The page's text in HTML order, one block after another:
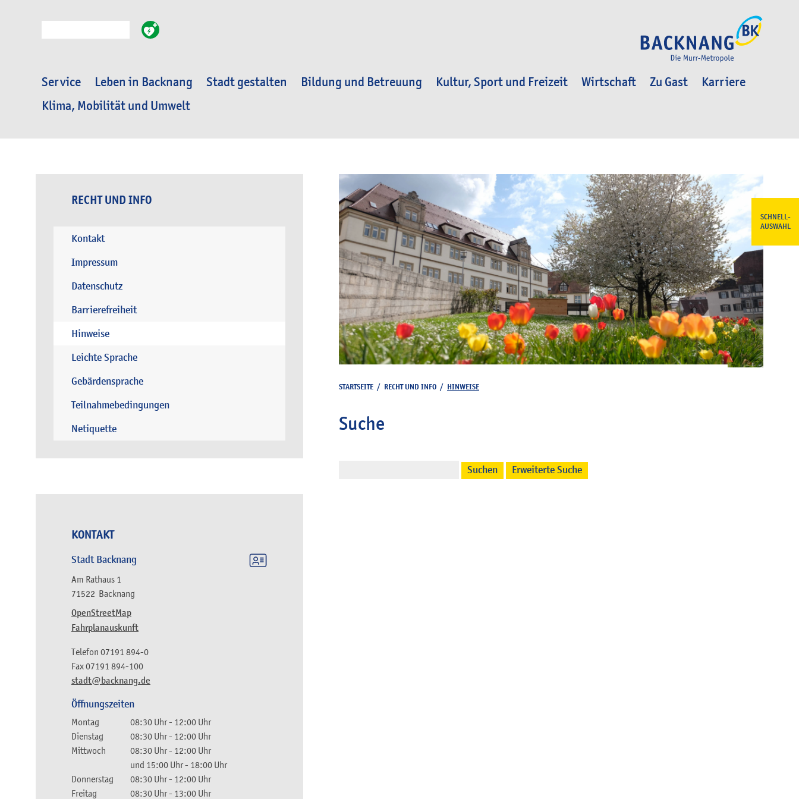
Service Leben in Backnang Stadt gestalten Bildung und Betreuung Kultur, Sport und Freizeit Wirtschaft Zu Gast
Karriere
Klima, Mobilität und Umwelt
SCHNELL-
AUSWAHL
RECHT UND INFO
Kontakt
Impressum
Datenschutz
Barrierefreiheit
Hinweise
Leichte Sprache
Gebärdensprache
Teilnahmebedingungen
Netiquette
KONTAKT
Stadt Backnang
Am Rathaus 1
71522 Backnang
OpenStreetMap
Fahrplanauskunft
stadt@backnang.de
Telefon 07191 894-0
Fax07191 894-100
Öffnungszeiten
Montag 08:30 Uhr- 12:00 Uhr
Dienstag
08:30 Uhr- 12:00 Uhr
Mittwoch
08:30 Uhr- 12:00 Uhr
und 15:00 Uhr- 18:00 Uhr
Donnerstag
08:30 Uhr- 12:00 Uhr
Freitag
08:30 Uhr- 13:00 Uhr
STARTSEITE / RECHT UND INFO / HINWEISE
Suche
Suchen Erweiterte Suche